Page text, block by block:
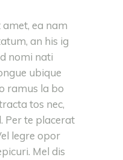
ea nam
an his ig
nomi nati
ubique
ramus la bo
tos nec,
Per te placerat
legre opor
Mel dis